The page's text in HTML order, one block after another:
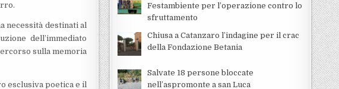
necessità destinati al
dell’immediato
sulla memoria
esclusiva poetica e il
Festambiente per l’operazione contro lo
sfruttamento
Chiusa a Catanzaro l’indagine per il crac
della Fondazione Betania
Salvate 18 persone bloccate
nell’aspromonte a san Luca